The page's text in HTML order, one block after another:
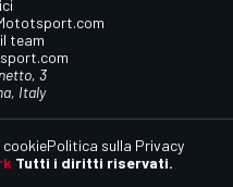
team
3
Italy
Tutti i diritti riservati.
Politica sulla Privacy